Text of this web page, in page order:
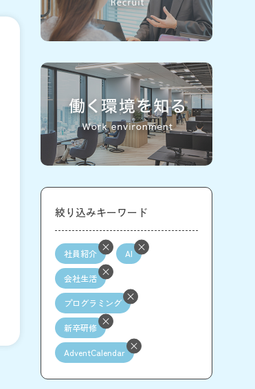
絞り込みキーワード
社員紹介 AI
会社生活
プログラミング
新卒研修
AdventCalendar